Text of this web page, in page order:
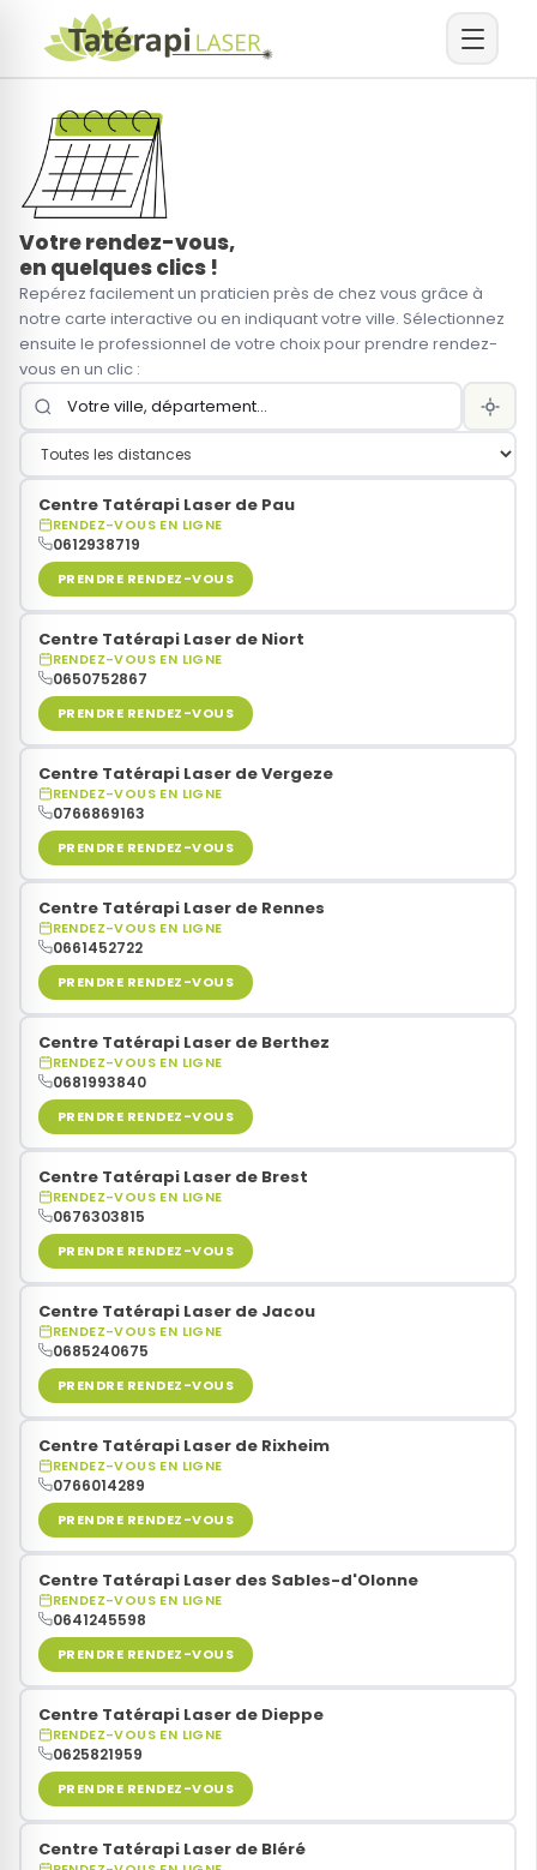
Votre rendez-vous,
en quelques clics !
Repérez facilement un praticien près de chez vous grâce à
notre carte interactive ou en indiquant votre ville. Sélectionnez
ensuite le professionnel de votre choix pour prendre rendez-
vous en un clic :
Centre Tatérapi Laser de Pau
RENDEZ-VOUS EN LIGNE
0612938719
PRENDRE RENDEZ-VOUS
Centre Tatérapi Laser de Niort
RENDEZ-VOUS EN LIGNE
0650752867
PRENDRE RENDEZ-VOUS
Centre Tatérapi Laser de Vergeze
RENDEZ-VOUS EN LIGNE
0766869163
PRENDRE RENDEZ-VOUS
Centre Tatérapi Laser de Rennes
RENDEZ-VOUS EN LIGNE
0661452722
PRENDRE RENDEZ-VOUS
Centre Tatérapi Laser de Berthez
RENDEZ-VOUS EN LIGNE
0681993840
PRENDRE RENDEZ-VOUS
Centre Tatérapi Laser de Brest
RENDEZ-VOUS EN LIGNE
0676303815
PRENDRE RENDEZ-VOUS
Centre Tatérapi Laser de Jacou
RENDEZ-VOUS EN LIGNE
0685240675
PRENDRE RENDEZ-VOUS
Centre Tatérapi Laser de Rixheim
RENDEZ-VOUS EN LIGNE
0766014289
PRENDRE RENDEZ-VOUS
Centre Tatérapi Laser des Sables-d'Olonne
RENDEZ-VOUS EN LIGNE
0641245598
PRENDRE RENDEZ-VOUS
Centre Tatérapi Laser de Dieppe
RENDEZ-VOUS EN LIGNE
0625821959
PRENDRE RENDEZ-VOUS
Centre Tatérapi Laser de Bléré
Arrêt du tabac
Arrêt du sucre
Arrêt de la vapoteuse
Arrêt des drogues
Autres addictions
Perte de poids
Sommeil
Stress
Ménopause
Acouphènes
Douleurs
Simulez vos
Prendre
rendez-vous